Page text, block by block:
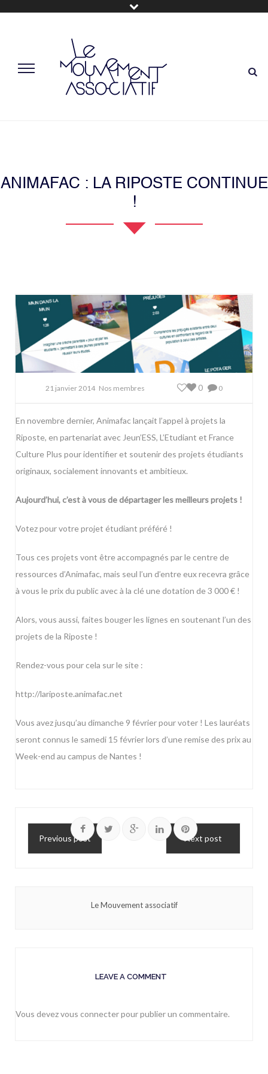
ANIMAFAC : LA RIPOSTE CONTINUE
!
21 janvier 2014 Nos membres 0
0
En novembre dernier, Animafac lançait l’appel à projets la
Riposte, en partenariat avec Jeun’ESS, L’Etudiant et France
Culture Plus pour identifier et soutenir des projets étudiants
originaux, socialement innovants et ambitieux.
Aujourd’hui, c’est à vous de départager les meilleurs projets !
Votez pour votre projet étudiant préféré !
Tous ces projets vont être accompagnés par le centre de
ressources d’Animafac, mais seul l’un d’entre eux recevra grâce
à vous le prix du public avec à la clé une dotation de 3 000 € !
Alors, vous aussi, faites bouger les lignes en soutenant l’un des
projets de la Riposte !
Rendez-vous pour cela sur le site :
http://lariposte.animafac.net
Vous avez jusqu’au dimanche 9 février pour voter ! Les lauréats
seront connus le samedi 15 février lors d’une remise des prix au
Week-end au campus de Nantes !
Previous post Next post
Le Mouvement associatif
LEAVE A COMMENT
Vous devezvous connecterpour publier un commentaire.